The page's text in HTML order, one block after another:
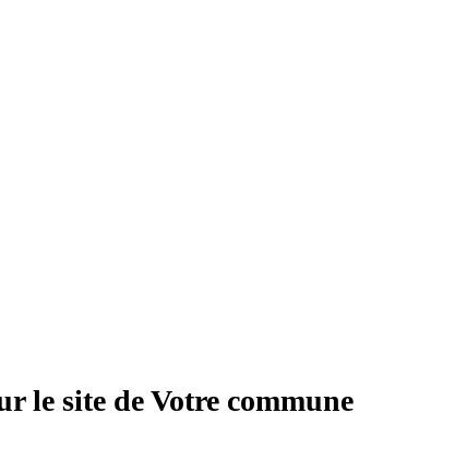
le site de Votre commune